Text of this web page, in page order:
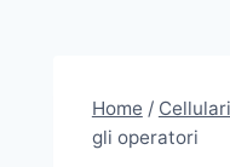
Home / Cellulari
gli operatori